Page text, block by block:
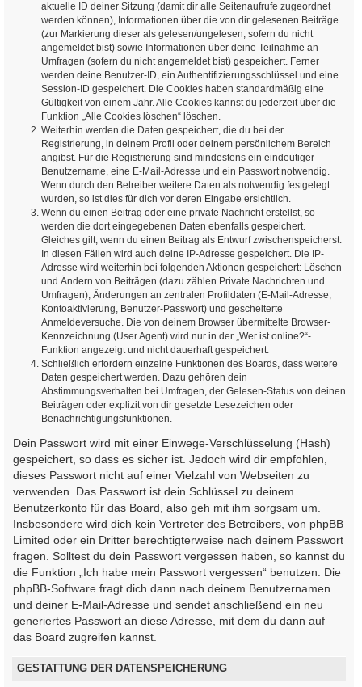
aktuelle ID deiner Sitzung (damit dir alle Seitenaufrufe zugeordnet
werden können), Informationen über die von dir gelesenen Beiträge
(zur Markierung dieser als gelesen/ungelesen; sofern du nicht
angemeldet bist) sowie Informationen über deine Teilnahme an
Umfragen (sofern du nicht angemeldet bist) gespeichert. Ferner
werden deine Benutzer-ID, ein Authentifizierungsschlüssel und eine
Session-ID gespeichert. Die Cookies haben standardmäßig eine
Gültigkeit von einem Jahr. Alle Cookies kannst du jederzeit über die
Funktion „Alle Cookies löschen“ löschen.
Weiterhin werden die Daten gespeichert, die du bei der
Registrierung, in deinem Profil oder deinem persönlichem Bereich
angibst. Für die Registrierung sind mindestens ein eindeutiger
Benutzername, eine E-Mail-Adresse und ein Passwort notwendig.
Wenn durch den Betreiber weitere Daten als notwendig festgelegt
wurden, so ist dies für dich vor deren Eingabe ersichtlich.
Wenn du einen Beitrag oder eine private Nachricht erstellst, so
werden die dort eingegebenen Daten ebenfalls gespeichert.
Gleiches gilt, wenn du einen Beitrag als Entwurf zwischenspeicherst.
In diesen Fällen wird auch deine IP-Adresse gespeichert. Die IP-
Adresse wird weiterhin bei folgenden Aktionen gespeichert: Löschen
und Ändern von Beiträgen (dazu zählen Private Nachrichten und
Umfragen), Änderungen an zentralen Profildaten (E-Mail-Adresse,
Kontoaktivierung, Benutzer-Passwort) und gescheiterte
Anmeldeversuche. Die von deinem Browser übermittelte Browser-
Kennzeichnung (User Agent) wird nur in der „Wer ist online?“-
Funktion angezeigt und nicht dauerhaft gespeichert.
Schließlich erfordern einzelne Funktionen des Boards, dass weitere
Daten gespeichert werden. Dazu gehören dein
Abstimmungsverhalten bei Umfragen, der Gelesen-Status von deinen
Beiträgen oder explizit von dir gesetzte Lesezeichen oder
Benachrichtigungsfunktionen.
Dein Passwort wird mit einer Einwege-Verschlüsselung (Hash)
gespeichert, so dass es sicher ist. Jedoch wird dir empfohlen,
dieses Passwort nicht auf einer Vielzahl von Webseiten zu
verwenden. Das Passwort ist dein Schlüssel zu deinem
Benutzerkonto für das Board, also geh mit ihm sorgsam um.
Insbesondere wird dich kein Vertreter des Betreibers, von phpBB
Limited oder ein Dritter berechtigterweise nach deinem Passwort
fragen. Solltest du dein Passwort vergessen haben, so kannst du
die Funktion „Ich habe mein Passwort vergessen“ benutzen. Die
phpBB-Software fragt dich dann nach deinem Benutzernamen
und deiner E-Mail-Adresse und sendet anschließend ein neu
generiertes Passwort an diese Adresse, mit dem du dann auf
das Board zugreifen kannst.
GESTATTUNG DER DATENSPEICHERUNG